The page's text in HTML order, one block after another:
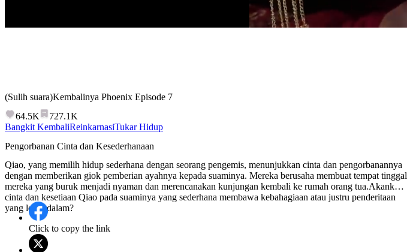
(Sulih suara)Kembalinya Phoenix Episode 7
64.5K
727.1K
Bangkit KembaliReinkarnasiTukar Hidup
Pengorbanan Cinta dan Kesederhanaan
Qiao, yang memilih hidup sederhana dengan seorang pengemis, menunjukkan cinta dan pengorbanannya
dengan memberikan giok pemberian ayahnya kepada suaminya. Mereka berusaha membuat tempat tinggal
mereka yang buruk menjadi nyaman dan merencanakan kunjungan kembali ke rumah orang tua.Akankah
cinta dan kesetiaan Qiao pada suaminya yang sederhana membawa kebahagiaan atau justru penderitaan
yang lebih dalam?
Click to copy the link